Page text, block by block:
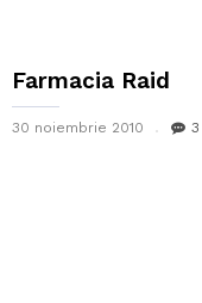
Farmacia Raid
30 noiembrie 2010 3